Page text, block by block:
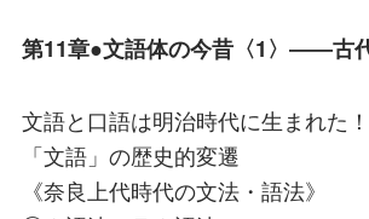
第11章●文語体の今昔〈1〉――古
文語と口語は明治時代に生まれた！
「文語」の歴史的変遷
《奈良上代時代の文法・語法》